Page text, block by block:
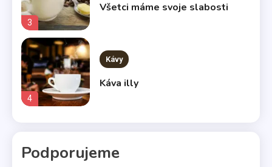
3
Všetci máme svoje slabosti
4
Kávy
Káva illy
Vo svetle reflektorov
Podporujeme